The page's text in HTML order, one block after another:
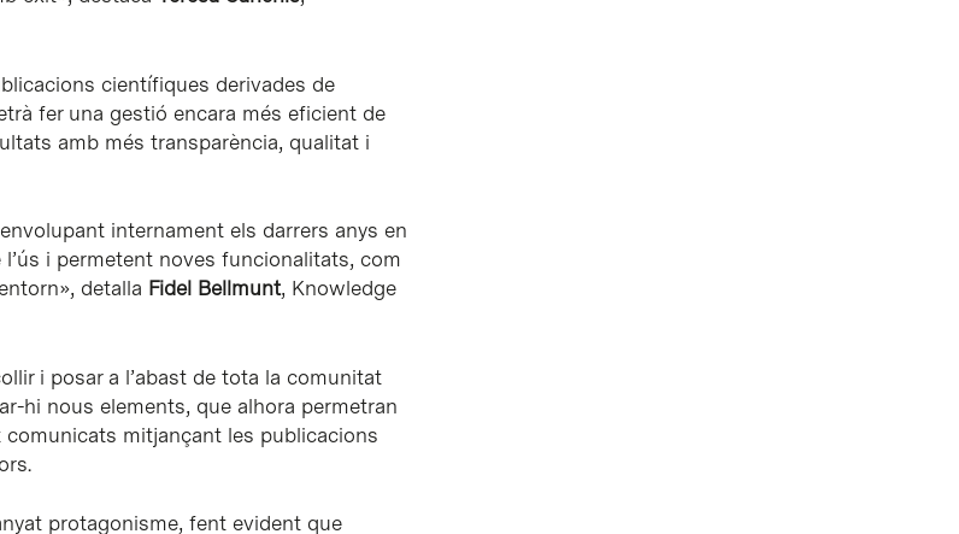
científiques derivades de
fer una gestió encara més eficient de
amb més transparència, qualitat i
internament els darrers anys en
i permetent noves funcionalitats, com
detalla Fidel Bellmunt, Knowledge
i posar a l’abast de tota la comunitat
hi nous elements, que alhora permetran
mitjançant les publicacions
protagonisme, fent evident que